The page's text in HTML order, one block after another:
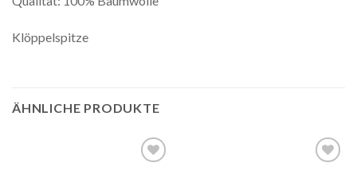
Klöppelspitze
ÄHNLICHE PRODUKTE